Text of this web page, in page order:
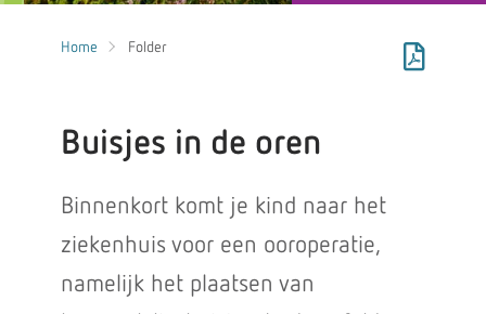
Home Folder
Buisjes in de oren
Binnenkort komt je kind naar het
ziekenhuis voor een ooroperatie,
namelijk het plaatsen van